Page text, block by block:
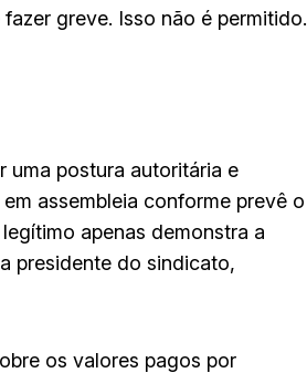
greve. Isso não é permitido.
uma postura autoritária e
assembleia conforme prevê o
apenas demonstra a
presidente do sindicato,
os valores pagos por